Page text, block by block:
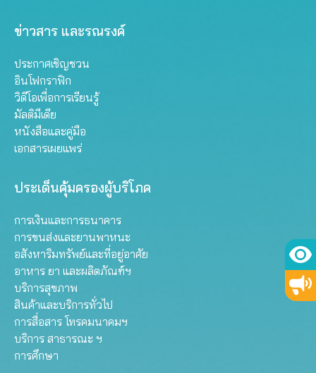
ข่าวสาร และรณรงค์
ประกาศเชิญชวน
อินโฟกราฟิก
วิดีโอเพื่อการเรียนรู้
มัลติมีเดีย
หนังสือและคู่มือ
เอกสารเผยแพร่
ประเด็นคุ้มครองผู้บริโภค
การเงินและการธนาคาร
การขนส่งและยานพาหนะ
อสังหาริมทรัพย์และที่อยู่อาศัย
อาหาร ยา และผลิตภัณฑ์ฯ
บริการสุขภาพ
สินค้าและบริการทั่วไป
การสื่อสาร โทรคมนาคมฯ
บริการ สาธารณะ ฯ
การศึกษา